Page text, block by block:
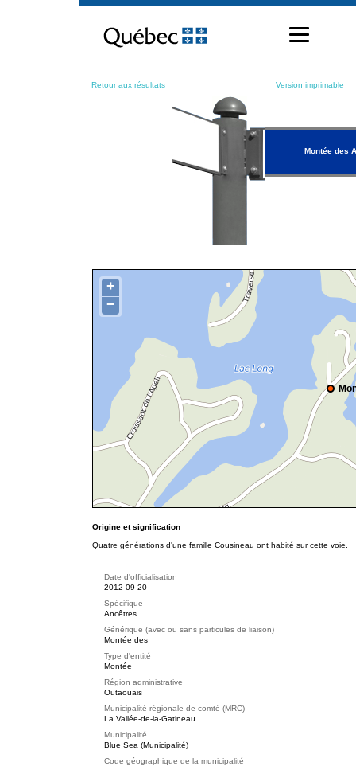
contenu
Retour aux résultats Version imprimable
Montée des
+
−
Origine et signification
Quatre générations d'une famille Cousineau ont habité sur cette voie.
Date d'officialisation
2012-09-20
Spécifique
Ancêtres
Générique (avec ou sans particules de liaison)
Montée des
Type d'entité
Montée
Région administrative
Outaouais
Municipalité régionale de comté (MRC)
La Vallée-de-la-Gatineau
Municipalité
Blue Sea (Municipalité)
Code géographique de la municipalité